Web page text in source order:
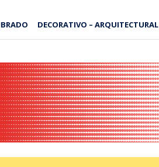
DECORATIVO – ARQUITECTURAL